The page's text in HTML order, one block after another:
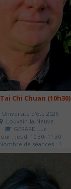
Tai Chi Chuan (10h30)
Université d'été 2026
Louvain-la-Neuve
GÉRARD Luc
Jour : jeudi 10:30- 11:30
Nombre de séances : 1
0 €